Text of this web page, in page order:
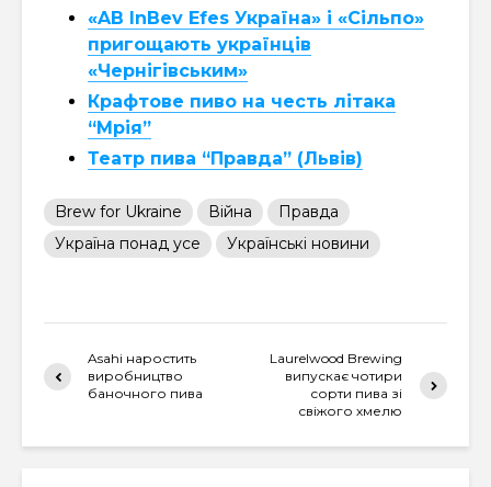
«AB InBev Efes Україна» і «Сільпо»
пригощають українців
«Чернігівським»
Крафтове пиво на честь літака
“Мрія”
Театр пива “Правда” (Львів)
Brew for Ukraine Війна
Правда
Україна понад усе
Українські новини
Asahi наростить
виробництво
баночного пива
Laurelwood Brewing
випускає чотири
сорти пива зі
свіжого хмелю